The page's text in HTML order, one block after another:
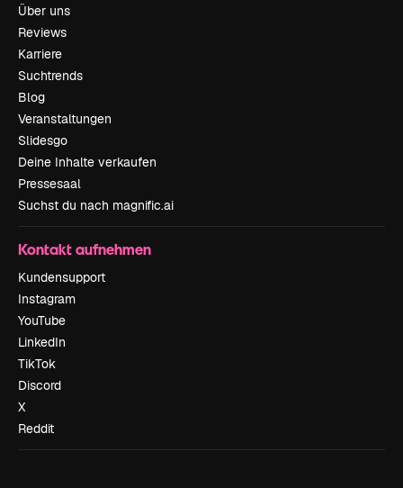
Über uns
Reviews
Karriere
Suchtrends
Blog
Veranstaltungen
Slidesgo
Deine Inhalte verkaufen
Pressesaal
Suchst du nach magnific.ai
Kontakt aufnehmen
Kundensupport
Instagram
YouTube
LinkedIn
TikTok
Discord
X
Reddit